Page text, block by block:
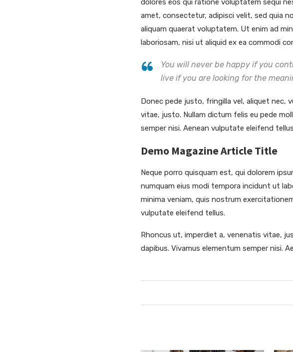
dolores eos qui ratione voluptatem sequi
amet, consectetur, adipisci velit, sed quia
aliquam quaerat voluptatem. Ut enim ad
laboriosam, nisi ut aliquid ex ea commodi
You will never be happy if you
live if you are looking for the
Donec pede justo, fringilla vel, aliquet nec,
vitae, justo. Nullam dictum felis eu pede
semper nisi. Aenean vulputate eleifend
Demo Magazine Article Title
Neque porro quisquam est, qui dolorem
numquam eius modi tempora incidunt ut
minima veniam, quis nostrum
vulputate eleifend tellus.
Rhoncus ut, imperdiet a, venenatis vitae,
dapibus. Vivamus elementum semper nisi.